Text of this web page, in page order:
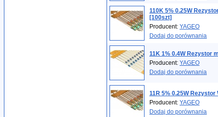
110K 5% 0.25W
[100szt]
Producent: YAGEO
Dodaj do porównania
11K 1% 0.4W Rezystor
Producent: YAGEO
Dodaj do porównania
11R 5% 0.25W Rezystor
Producent: YAGEO
Dodaj do porównania